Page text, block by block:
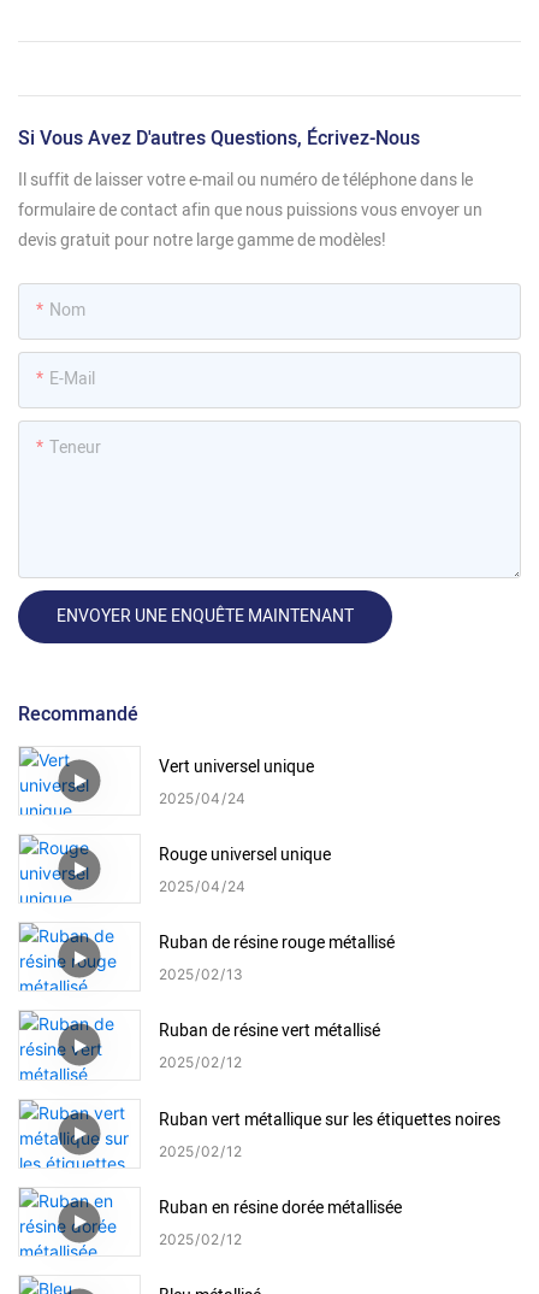
Si Vous Avez D'autres Questions, Écrivez-Nous
Il suffit de laisser votre e-mail ou numéro de téléphone dans le
formulaire de contact afin que nous puissions vous envoyer un
devis gratuit pour notre large gamme de modèles!
Nom
E-Mail
Teneur
ENVOYER UNE ENQUÊTE MAINTENANT
Recommandé
Vert universel unique
2025 04 24
Rouge universel unique
2025 04 24
Ruban de résine rouge métallisé
2025 02 13
Ruban de résine vert métallisé
2025 02 12
Ruban vert métallique sur les étiquettes noires
2025 02 12
Ruban en résine dorée métallisée
2025 02 12